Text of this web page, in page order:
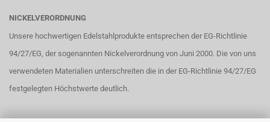
NICKELVERORDNUNG
Unsere hochwertigen Edelstahlprodukte entsprechen der EG-Richtlinie
94/27/EG, der sogenannten Nickelverordnung von Juni 2000. Die von uns
verwendeten Materialien unterschreiten die in der EG-Richtlinie 94/27/EG
festgelegten Höchstwerte deutlich.